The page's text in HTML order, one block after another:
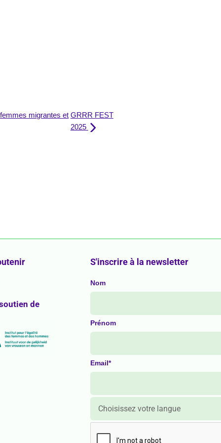
migrantes et GRRR FEST
2025
de
S'inscrire à la newsletter
Nom
Prénom
Email*